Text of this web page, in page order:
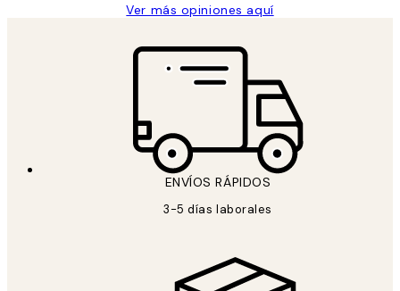
Ver más opiniones aquí
ENVÍOS RÁPIDOS
3-5 días laborales